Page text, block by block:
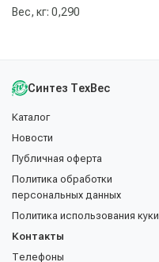
Вес, кг: 0,290
Синтез ТехВес
Каталог
Новости
Публичная оферта
Политика обработки
персональных данных
Политика использования куки
Контакты
Телефоны